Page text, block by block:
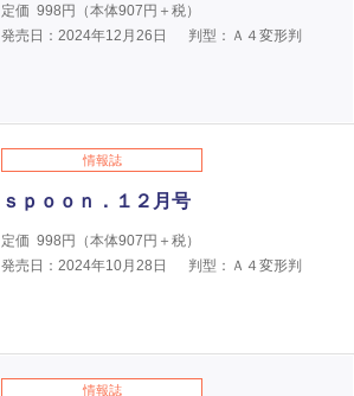
定価 998円（本体907円＋税）
発売日：2024年12月26日
判型：Ａ４変形判
情報誌
ｓｐｏｏｎ．１２月号
定価 998円（本体907円＋税）
発売日：2024年10月28日
判型：Ａ４変形判
情報誌